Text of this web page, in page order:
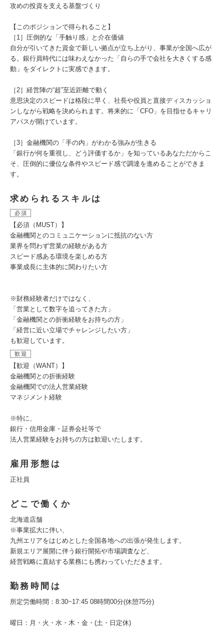
攻めの投資を支える基盤づくり
【このポジションで得られること】
［1］圧倒的な「手触り感」と介在価値
自分が引いてきた資金で新しい拠点が立ち上がり、事業が全国へ広が
る。銀行員時代には味わえなかった「自らの手で会社を大きくする感
動」をダイレクトに実感できます。
［2］経営陣の“超”至近距離で動く
意思決定のスピードは格段に早く、社長や役員と直接ディスカッショ
ンしながら戦略を決められます。将来的に「CFO」を目指せるキャリ
アパスが開けています。
［3］金融機関の「手の内」がわかる強みが生きる
「銀行が何を重視し、どう評価するか」を知っているあなただからこ
そ、圧倒的に優位な条件やスピード感で調達を進めることができま
す。
求められるスキルは
必須
【必須（MUST）】
金融機関とのコミュニケーションに抵抗のない方
業界を問わず営業の経験がある方
スピード感ある環境を楽しめる方
事業成長に主体的に関わりたい方
※財務経験者だけではなく、
「営業として数字を追ってきた方」
「金融機関との折衝経験をお持ちの方」
「経営に近い立場でチャレンジしたい方」
も歓迎しています。
歓迎
【歓迎（WANT）】
金融機関との折衝経験
金融機関での法人営業経験
マネジメント経験
※特に、
銀行・信用金庫・証券会社等で
法人営業経験をお持ちの方は歓迎いたします。
雇用形態は
正社員
どこで働くか
北海道店舗
※事業拡大に伴い、
九州エリアをはじめとした全国各地への出張が発生します。
新規エリア展開に伴う銀行開拓や市場調査など、
経営戦略に直結する業務にも携わっていただきます。
勤務時間は
所定労働時間：8:30~17:45 08時間00分(休憩75分)
曜日：月・火・水・木・金・(土・日定休)